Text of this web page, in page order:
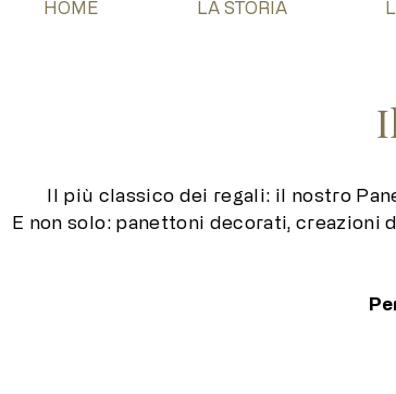
HOME LA STORIA
Il più classico dei regali: il nostro
E non solo: panettoni decorati,